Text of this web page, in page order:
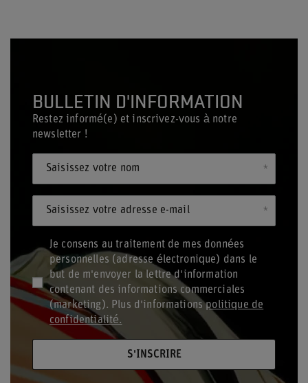
BULLETIN D'INFORMATION
Restez informé(e) et inscrivez-vous à notre
newsletter !
Saisissez votre nom
Saisissez votre adresse e-mail
Je consens au traitement de mes données
personnelles (adresse électronique) dans le
but de m'envoyer la lettre d'information
contenant des informations commerciales
(marketing). Plus d'informationspolitique de
confidentialité.
S'INSCRIRE